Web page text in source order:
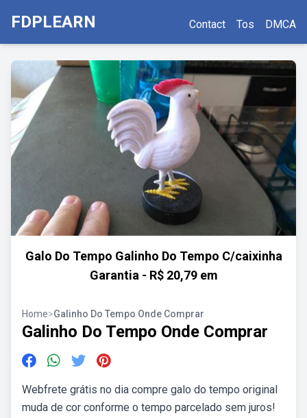
FDPLEARN Contact Tos DMCA
Galo Do Tempo Galinho Do Tempo C/caixinha
Garantia - R$ 20,79 em
Home>Galinho Do Tempo Onde Comprar
Galinho Do Tempo Onde Comprar
Webfrete grátis no dia compre galo do tempo original
muda de cor conforme o tempo parcelado sem juros!